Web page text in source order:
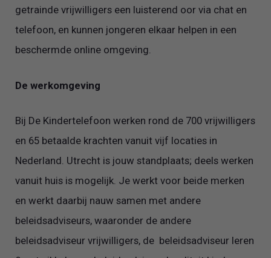
getrainde vrijwilligers een luisterend oor via chat en
telefoon, en kunnen jongeren elkaar helpen in een
beschermde online omgeving.
De werkomgeving
Bij De Kindertelefoon werken rond de 700 vrijwilligers
en 65 betaalde krachten vanuit vijf locaties in
Nederland. Utrecht is jouw standplaats; deels werken
vanuit huis is mogelijk. Je werkt voor beide merken
en werkt daarbij nauw samen met andere
beleidsadviseurs, waaronder de andere
beleidsadviseur vrijwilligers, de beleidsadviseur leren